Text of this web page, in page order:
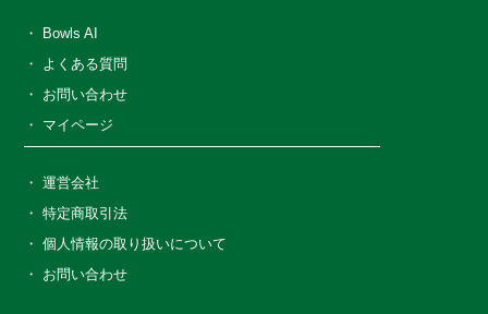
Bowls AI
よくある質問
お問い合わせ
マイページ
運営会社
特定商取引法
個人情報の取り扱いについて
お問い合わせ